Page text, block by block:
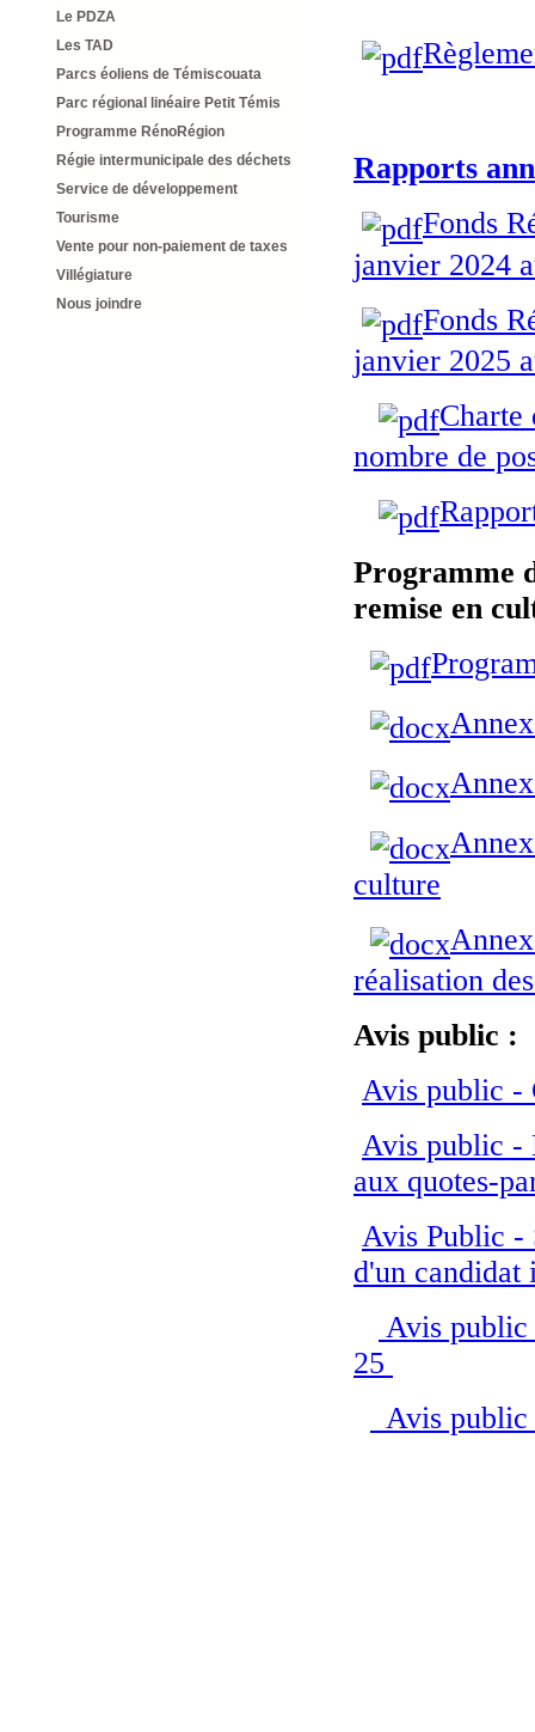
Le PDZA
Les TAD
Parcs éoliens de Témiscouata
Parc régional linéaire Petit Témis
Programme RénoRégion
Régie intermunicipale des déchets
Service de développement
Tourisme
Vente pour non-paiement de taxes
Villégiature
Nous joindre
Rapports
Fonds
janvier 2024
Fonds
janvier 2025
Charte
nombre de
Programme
remise en
culture
réalisation
Avis public :
Avis public -
Avis public -
aux quotes-
Avis Public -
d'un candidat
Avis public
25
Avis public